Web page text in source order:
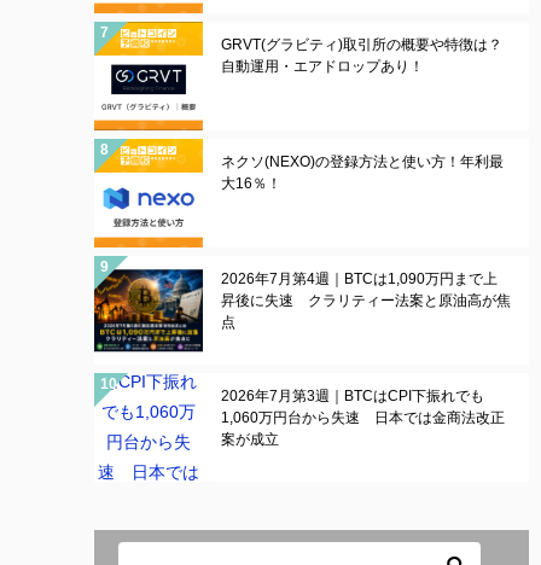
GRVT(グラビティ)取引所の概要や特徴は？
自動運用・エアドロップあり！
ネクソ(NEXO)の登録方法と使い方！年利最
大16％！
2026年7月第4週｜BTCは1,090万円まで上
昇後に失速 クラリティー法案と原油高が焦
点
2026年7月第3週｜BTCはCPI下振れでも
1,060万円台から失速 日本では金商法改正
案が成立